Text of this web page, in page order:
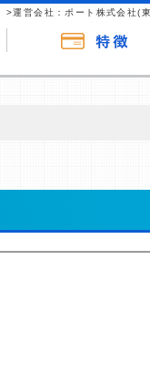
>運営会社：ポート株式会社(